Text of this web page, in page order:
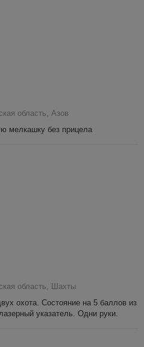
область, Азов
мелкашку без прицела
область, Шахты
охота. Состояние на 5 баллов из
указатель. Одни руки.